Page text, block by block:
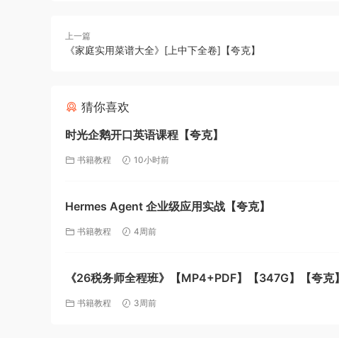
上一篇
《家庭实用菜谱大全》[上中下全卷]【夸克】
猜你喜欢
时光企鹅开口英语课程【夸克】
书籍教程 10小时前
Hermes Agent 企业级应用实战【夸克】
书籍教程 4周前
《26税务师全程班》【MP4+PDF】【347G】【夸克】
书籍教程 3周前